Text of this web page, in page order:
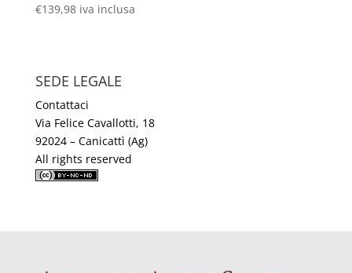
€139,98 iva inclusa
SEDE LEGALE
Contattaci
Via Felice Cavallotti, 18
92024 – Canicattì (Ag)
All rights reserved